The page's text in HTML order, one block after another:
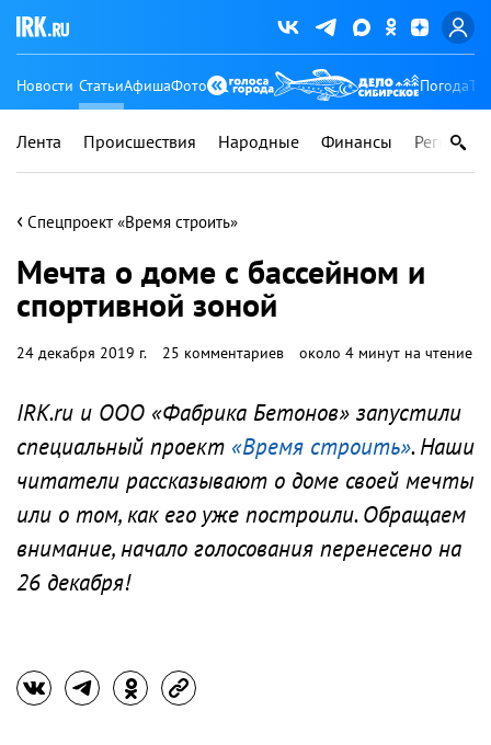
Новости СтатьиАфишаФото Погода
Лента Происшествия Народные Финансы Регионы
‹ Спецпроект «Время строить»
Мечта о доме с бассейном и
спортивной зоной
24 декабря 2019 г. 25 комментариев около 4 минут на чтение
IRK.ru и ООО «Фабрика Бетонов» запустили
специальный проект «Время строить». Наши
читатели рассказывают о доме своей мечты
или о том, как его уже построили. Обращаем
внимание, начало голосования перенесено на
26 декабря!